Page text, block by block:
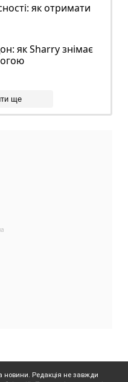
як отримати
як Sharry знімає
ще
новини. Редакція не завжди